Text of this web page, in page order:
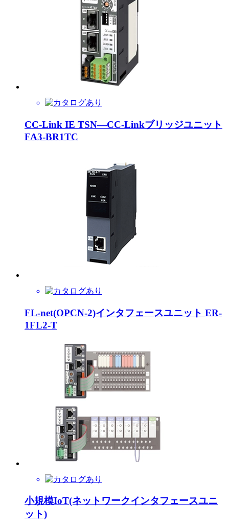
CC-Link IE TSN―CC-Linkブリッジユニット
FA3-BR1TC
FL-net(OPCN-2)インタフェースユニット ER-
1FL2-T
小規模IoT(ネットワークインタフェースユニ
ット)